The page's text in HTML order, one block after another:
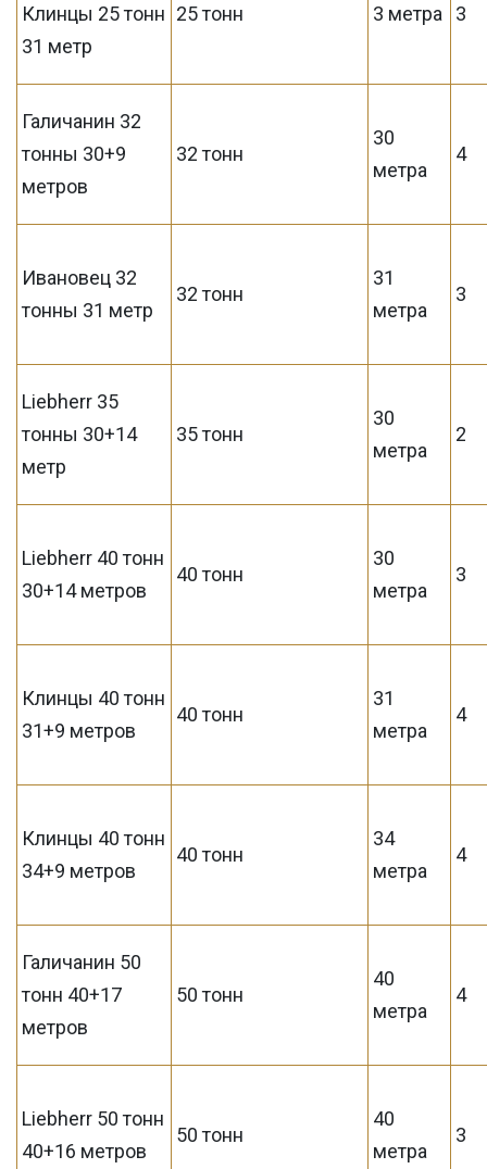
Клинцы 25 тонн
31 метр
25 тонн 3 метра 3
Галичанин 32
тонны 30+9
метров
32 тонн
30
метра
4
Ивановец 32
тонны 31 метр
32 тонн
31
метра
3
Liebherr 35
тонны 30+14
метр
35 тонн
30
метра
2
Liebherr 40 тонн
30+14 метров
40 тонн
30
метра
3
Клинцы 40 тонн
31+9 метров
40 тонн
31
метра
4
Клинцы 40 тонн
34+9 метров
40 тонн
34
метра
4
Галичанин 50
тонн 40+17
метров
50 тонн
40
метра
4
Liebherr 50 тонн
40+16 метров
50 тонн
40
метра
3